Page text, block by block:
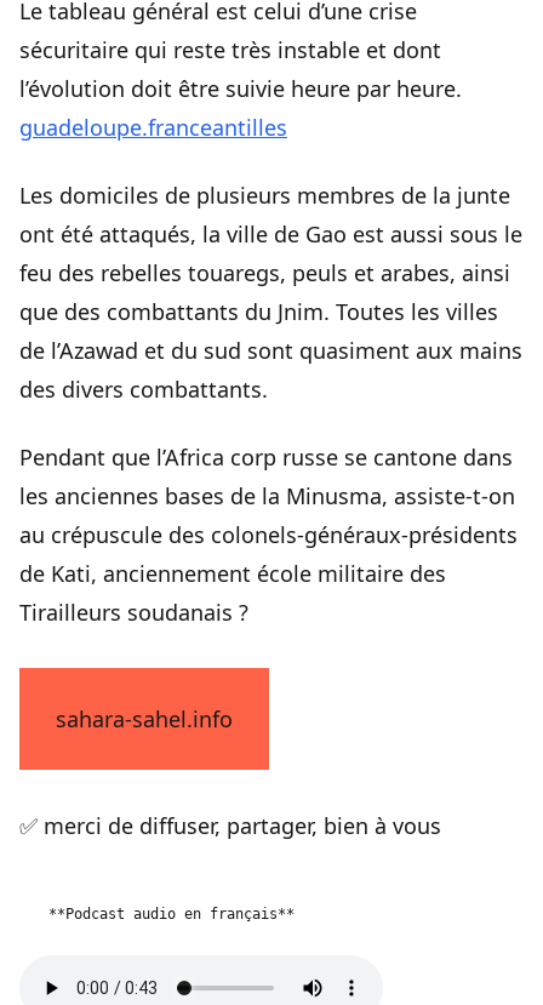
Le tableau général est celui d’une crise
sécuritaire qui reste très instable et dont
l’évolution doit être suivie heure par heure.
guadeloupe.franceantilles
Les domiciles de plusieurs membres de la junte
ont été attaqués, la ville de Gao est aussi sous le
feu des rebelles touaregs, peuls et arabes, ainsi
que des combattants du Jnim. Toutes les villes
de l’Azawad et du sud sont quasiment aux mains
des divers combattants.
Pendant que l’Africa corp russe se cantone dans
les anciennes bases de la Minusma, assiste-t-on
au crépuscule des colonels-généraux-présidents
de Kati, anciennement école militaire des
Tirailleurs soudanais ?
sahara-sahel.info
✅ merci de diffuser, partager, bien à vous
**Podcast audio en français**